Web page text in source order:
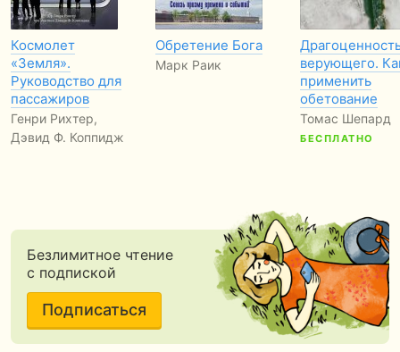
Космолет
«Земля».
Руководство для
пассажиров
Генри Рихтер,
Дэвид Ф. Коппидж
Обретение Бога
Марк Раик
верующего.
применить
обетование
Томас Шепард
БЕСПЛАТНО
Безлимитное чтение
с подпиской
Подписаться